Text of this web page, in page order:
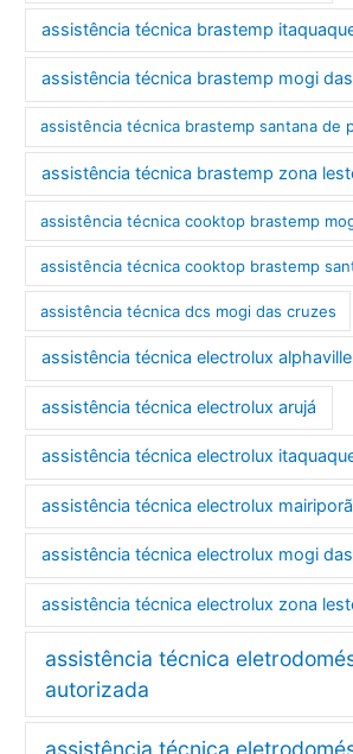
assistência técnica brastemp
assistência técnica brastemp mogi
assistência técnica brastemp santana de
assistência técnica brastemp zona
assistência técnica cooktop brastemp
assistência técnica cooktop brastemp
assistência técnica dcs mogi das cruzes
assistência técnica electrolux alphaville
assistência técnica electrolux arujá
assistência técnica electrolux
assistência técnica electrolux mairiporã
assistência técnica electrolux mogi
assistência técnica electrolux zona
assistência técnica
autorizada
assistência técnica